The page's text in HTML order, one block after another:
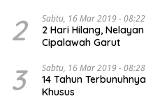
2 Sabtu, 16 Mar 2019 - 08:22
2 Hari Hilang,
Cipalawah Garut
3 Sabtu, 16 Mar 2019 - 08:28
14 Tahun
Khusus